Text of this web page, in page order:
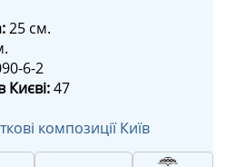
25 см.
6-2
Києві:47
композиції Київ